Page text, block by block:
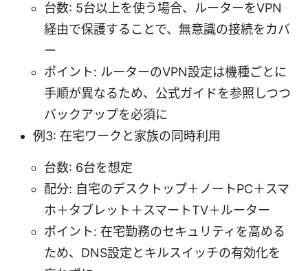
台数: 5台以上を使う場合、ルーターをVPN
経由で保護することで、無意識の接続をカバ
ー
ポイント: ルーターのVPN設定は機種ごとに
手順が異なるため、公式ガイドを参照しつつ
バックアップを必須に
例3: 在宅ワークと家族の同時利用
台数: 6台を想定
配分: 自宅のデスクトップ＋ノートPC＋スマ
ホ＋タブレット＋スマートTV＋ルーター
ポイント: 在宅勤務のセキュリティを高める
ため、DNS設定とキルスイッチの有効化を